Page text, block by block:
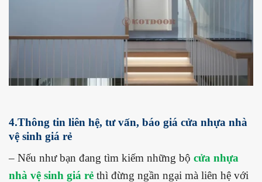
4.Thông tin liên hệ, tư vấn, báo giá cửa nhựa nhà
vệ sinh giá rẻ
– Nếu như bạn đang tìm kiếm những bộ cửa nhựa
nhà vệ sinh giá rẻ thì đừng ngần ngại mà liên hệ với